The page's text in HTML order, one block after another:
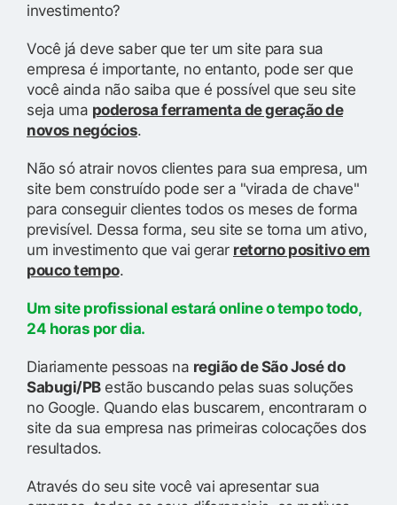
investimento?
Você já deve saber que ter um site para sua
empresa é importante, no entanto, pode ser que
você ainda não saiba que é possível que seu site
seja uma poderosa ferramenta de geração de
novos negócios.
Não só atrair novos clientes para sua empresa, um
site bem construído pode ser a "virada de chave"
para conseguir clientes todos os meses de forma
previsível. Dessa forma, seu site se torna um ativo,
um investimento que vai gerar retorno positivo em
pouco tempo.
Um site profissional estará online o tempo todo,
24 horas por dia.
Diariamente pessoas na região de São José do
Sabugi/PBestão buscando pelas suas soluções
no Google. Quando elas buscarem, encontraram o
site da sua empresa nas primeiras colocações dos
resultados.
Através do seu site você vai apresentar sua